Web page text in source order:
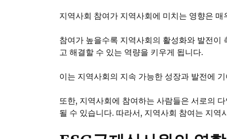
지역사회 참여가 지역사회에 미치는 영향은 매
참여가 높을수록 지역사회의 활성화와 발전이
고 해결할 수 있는 역량을 키우게 됩니다.
이는 지역사회의 지속 가능한 성장과 발전에
또한, 지역사회에 참여하는 사람들은 서로의
될 수 있습니다. 따라서, 지역사회 참여는 지